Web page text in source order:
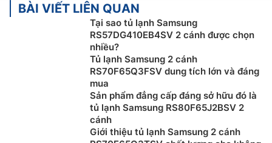
BÀI VIẾT LIÊN QUAN
Tại sao tủ lạnh Samsung
RS57DG410EB4SV 2 cánh được chọn
nhiều?
Tủ lạnh Samsung 2 cánh
RS70F65Q3FSV dung tích lớn và đáng
mua
Sản phẩm đẳng cấp đáng sở hữu đó là
tủ lạnh Samsung RS80F65J2BSV 2
cánh
Giới thiệu tủ lạnh Samsung 2 cánh